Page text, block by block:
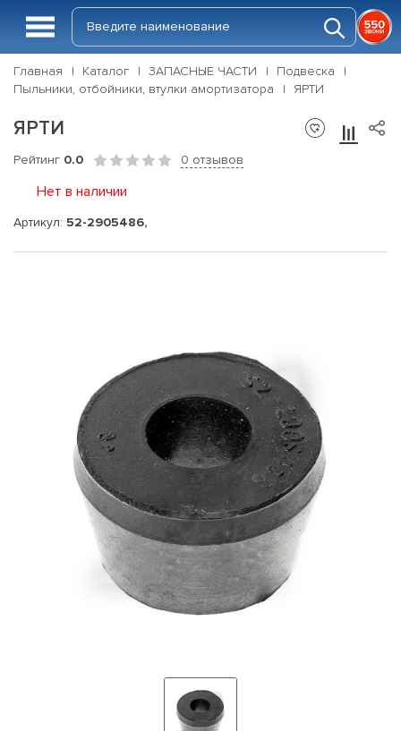
Главная Каталог ЗАПАСНЫЕ ЧАСТИ
Подвеска
Пыльники, отбойники, втулки амортизатора
ЯРТИ
ЯРТИ
Рейтинг 0.0 0 отзывов
Нет в наличии
Артикул: 52-2905486,